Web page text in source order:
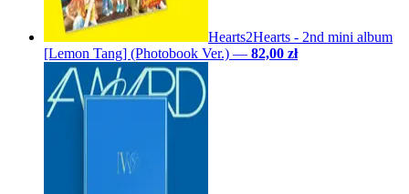
Hearts2Hearts - 2nd mini album
[Lemon Tang] (Photobook Ver.) — 82,00 zł